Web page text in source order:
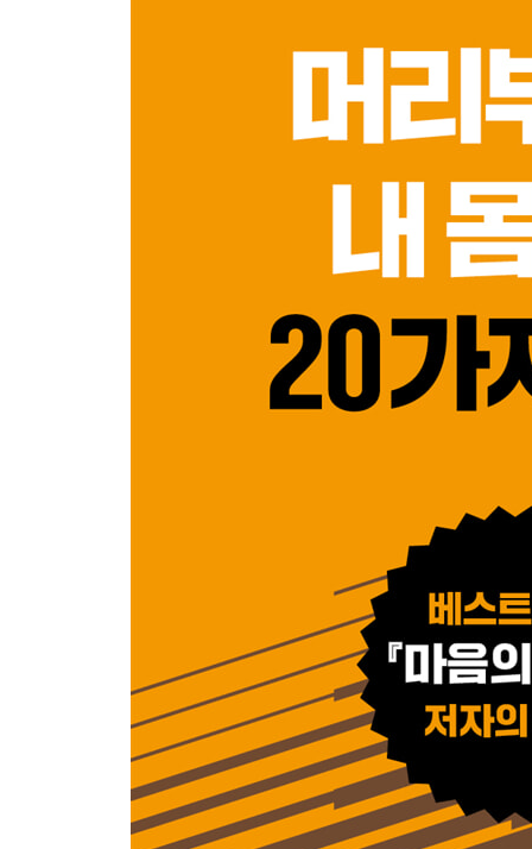
_ 히말라야 몰입 수업 (6) 손이 하는 일에 집중하기
12. 손 : 집중의 순간을 포착하다
_ 히말라야 몰입 수업 (7) 책상은 책상이 아니다
_ 히말라야 몰입 수업 (8) 내가 ‘나’라는 사실을 어
14. 배꼽 : 충동 제어하기
15. 피부 : 감각의 비밀을 풀다
_ 히말라야 몰입 수업 (9) 관점이 바뀌면 자비가 가
_ 히말라야 몰입 수업 (10) 걷기 그 자체가 목적이다
18. 다리 : 아이들이 집중력을 배우는 방법
_ 히말라야 몰입 수업 (11) 생각하기 vs 그 생각을
19. 무릎 : 움직일수록 집중력이 높아지는 이유
20. 발 : 타인의 세계에 몰입하기
_ 히말라야 몰입 수업 (12) 생각이 내려앉을 곳 없
추천의 글
참고문헌 … 277